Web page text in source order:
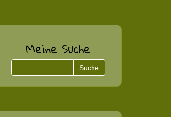
Meine Suche